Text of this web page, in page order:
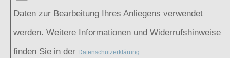
Daten zur Bearbeitung Ihres Anliegens verwendet
werden. Weitere Informationen und Widerrufshinweise
finden Sie in der Datenschutzerklärung